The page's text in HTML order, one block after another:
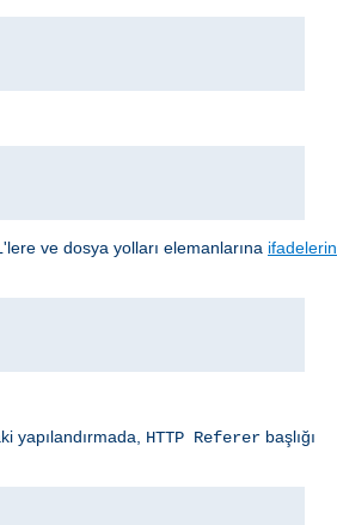
ve dosya yolları elemanlarına ifadelerin
yapılandırmada, HTTP Referer başlığı